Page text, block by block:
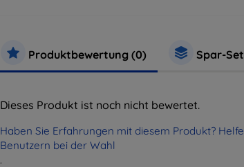
Produktbewertung (0) Spar-Set
Dieses Produkt ist noch nicht bewertet.
Haben Sie Erfahrungen mit diesem Produkt?
Benutzern bei der Wahl
.